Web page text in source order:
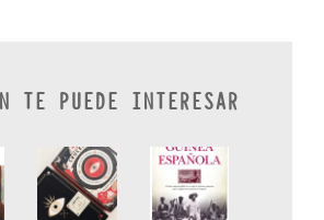
TE PUEDE INTERESAR